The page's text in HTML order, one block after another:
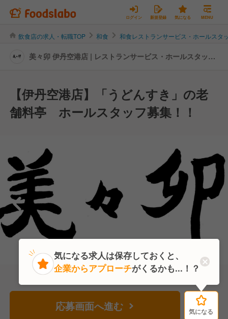
ログイン 新規登録 気になる MENU
飲食店の求人・転職TOP 和食 和食レストランサービス・ホールスタ
美々卯 伊丹空港店 | レストランサービス・ホールスタッフ
【伊丹空港店】「うどんすき」の老
舗料亭 ホールスタッフ募集！！
応募画面へ進む 気になる
気になる
気になる求人は保存しておくと、
企業からアプローチがくるかも...！？